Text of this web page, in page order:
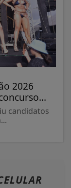
2026
candidatos